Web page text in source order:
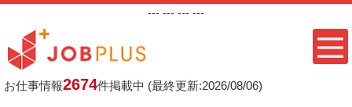
--- --- --- ---
お仕事情報2674件掲載中 (最終更新:2026/08/06)